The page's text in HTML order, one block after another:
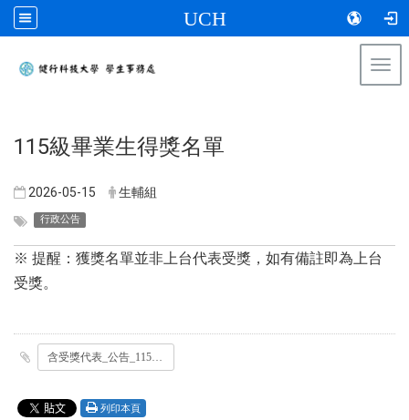
UCH
115級畢業生得獎名單
2026-05-15 生輔組
行政公告
※ 提醒：獲獎名單並非上台代表受獎，如有備註即為上台
受獎。
含受獎代表_公告_115級畢業生得獎名單_日間部_.pdf
列印本頁